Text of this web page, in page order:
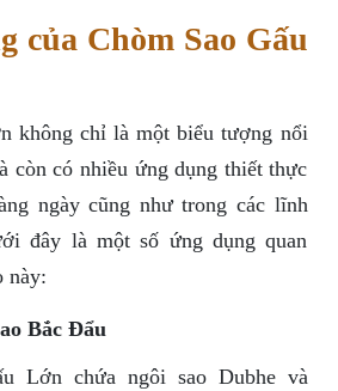
của Chòm Sao Gấu
không chỉ là một biểu tượng nổi
còn có nhiều ứng dụng thiết thực
ngày cũng như trong các lĩnh
đây là một số ứng dụng quan
này:
Bắc Đẩu
Lớn chứa ngôi sao Dubhe và